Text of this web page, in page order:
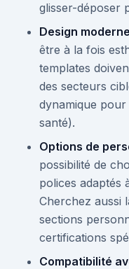
glisser-déposer
Design
être à la fois
templates
des secteurs
dynamique
santé).
Options de
possibilité de
polices adaptés
Cherchez aussi
sections
certifications
Compatibilité